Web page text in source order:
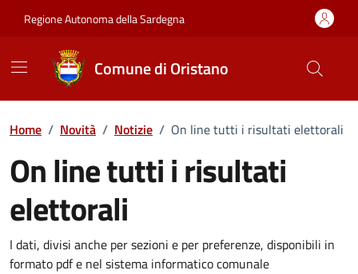
Regione Autonoma della Sardegna
Comune di Oristano
Home / Novità / Notizie / On line tutti i risultati elettorali
On line tutti i risultati
elettorali
Dettagli della notizia
I dati, divisi anche per sezioni e per preferenze, disponibili in
formato pdf e nel sistema informatico comunale